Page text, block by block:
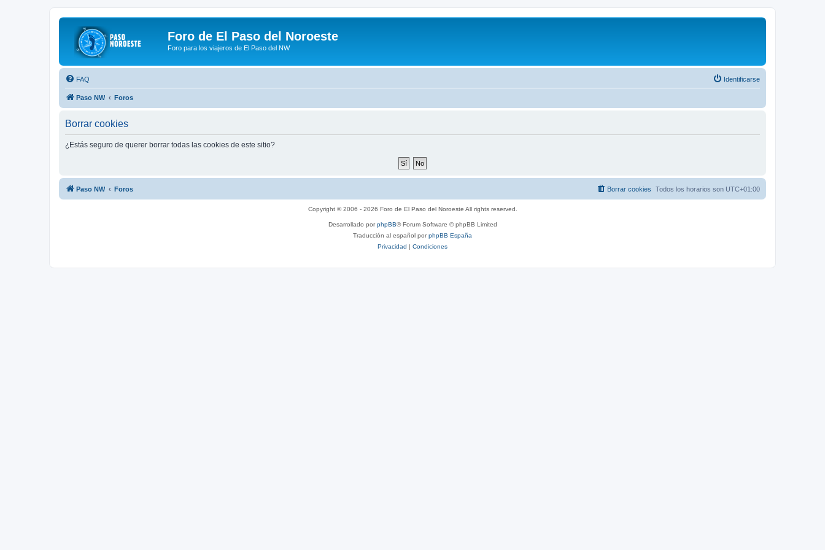
Foro de El Paso del Noroeste
Foro para los viajeros de El Paso del NW
FAQ Identificarse
Paso NW Foros
Borrar cookies
¿Estás seguro de querer borrar todas las cookies de este sitio?
Paso NW Foros Todos los horarios son UTC+01:00
Borrar cookies
Copyright © 2006 - 2026 Foro de El Paso del Noroeste All rights reserved.
Desarrollado porphpBB® Forum Software © phpBB Limited
Traducción al español porphpBB España
Privacidad | Condiciones